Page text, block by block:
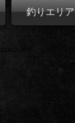
釣りエリア